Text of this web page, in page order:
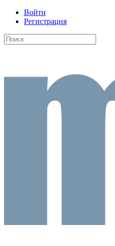
Войти
Регистрация